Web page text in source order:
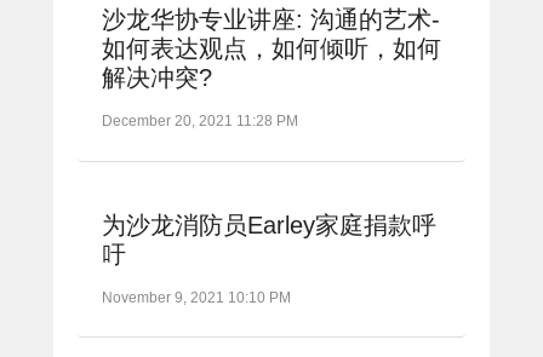
沙龙华协专业讲座: 沟通的艺术-
如何表达观点，如何倾听，如何
解决冲突?
December 20, 2021 11:28 PM
为沙龙消防员Earley家庭捐款呼
吁
November 9, 2021 10:10 PM